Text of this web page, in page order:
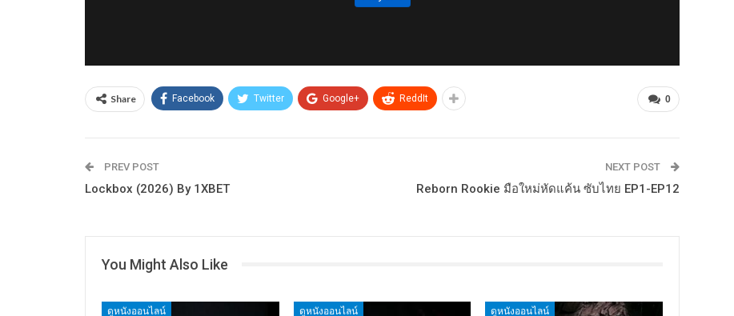
0
Share Facebook Twitter Google+ ReddIt
PREV POST
Lockbox (2026) By 1XBET
NEXT POST
Reborn Rookie มือใหม่หัดแค้น ซับไทย EP1-EP12
You Might Also Like
ดูหนังออนไลน์ ดูหนังออนไลน์ ดูหนังออนไลน์